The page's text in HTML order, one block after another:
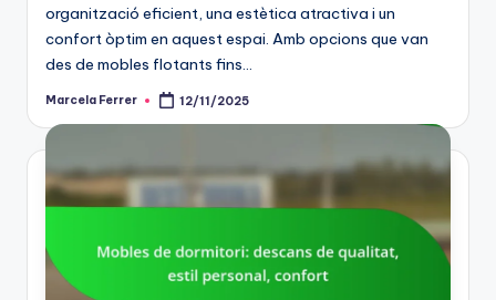
organització eficient, una estètica atractiva i un
confort òptim en aquest espai. Amb opcions que van
des de mobles flotants fins…
Posted
Marcela Ferrer 12/11/2025